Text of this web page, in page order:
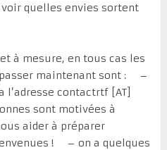
quelles envies sortent
à mesure, en tous cas les
maintenant sont : –
contactrtf [AT]
sont motivées à
aider à préparer
! – on a quelques